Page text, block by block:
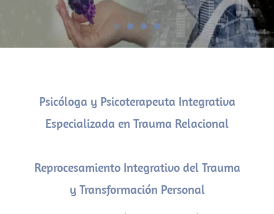
Psicóloga y Psicoterapeuta Integrativa
Especializada en Trauma Relacional
Reprocesamiento Integrativo del Trauma
y Transformación Personal